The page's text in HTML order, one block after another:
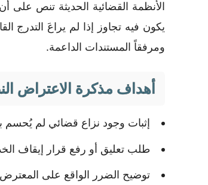
الأنظمة القضائية الحديثة تنص
يكون فيه تجاوز إذا لم يراعَ التدرج
ومرفقاً المستندات الداعمة.
أهداف مذكرة الاعتراض
إثبات وجود نزاع قضائي لم يُحسم
طلب تعليق أو رفع قرار إيقاف
توضيح الضرر الواقع على المعترض